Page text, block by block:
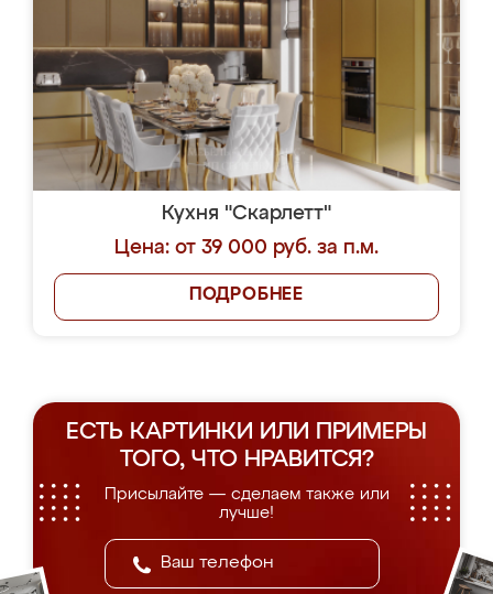
Кухня "Скарлетт"
Цена: от 39 000 руб. за п.м.
ПОДРОБНЕЕ
ЕСТЬ КАРТИНКИ ИЛИ ПРИМЕРЫ
ТОГО, ЧТО НРАВИТСЯ?
Присылайте — сделаем также или
лучше!